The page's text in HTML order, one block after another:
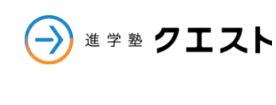
進学塾クエスト